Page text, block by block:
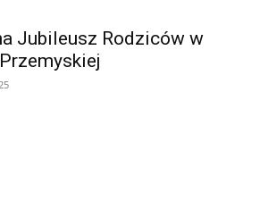
Jubileusz Rodziców w